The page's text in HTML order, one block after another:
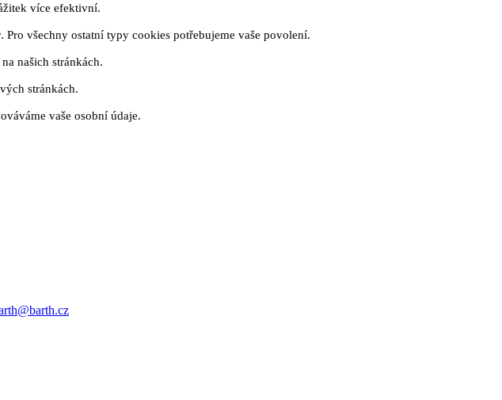
více efektivní.
všechny ostatní typy cookies potřebujeme vaše povolení.
našich stránkách.
stránkách.
vaše osobní údaje.